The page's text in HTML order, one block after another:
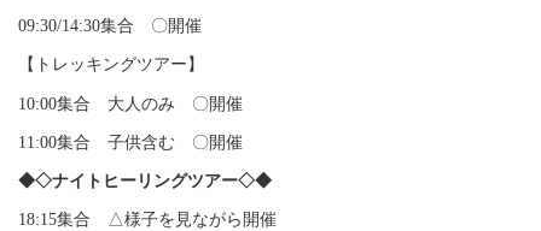
09:30/14:30集合 〇開催
【トレッキングツアー】
10:00集合 大人のみ 〇開催
11:00集合 子供含む 〇開催
◆◇ナイトヒーリングツアー◇◆
18:15集合 △様子を見ながら開催